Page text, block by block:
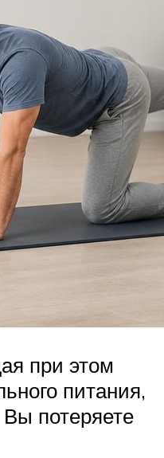
при этом
питания,
потеряете